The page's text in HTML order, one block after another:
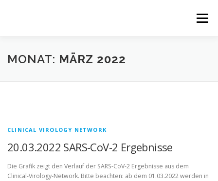
Menü
HOME RESPIRATORISCH
PARTNERPROJEKTE
MONAT: MÄRZ 2022
CLINICAL VIROLOGY NETWORK
20.03.2022 SARS-CoV-2 Ergebnisse
Die Grafik zeigt den Verlauf der SARS-CoV-2 Ergebnisse aus dem
Clinical-Virology-Network. Bitte beachten: ab dem 01.03.2022 werden in